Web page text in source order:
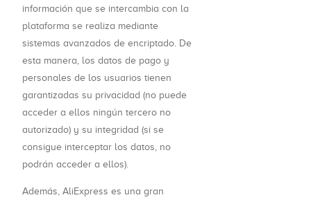
información que se intercambia con la
plataforma se realiza mediante
sistemas avanzados de encriptado. De
esta manera, los datos de pago y
personales de los usuarios tienen
garantizadas su privacidad (no puede
acceder a ellos ningún tercero no
autorizado) y su integridad (si se
consigue interceptar los datos, no
podrán acceder a ellos).
Además, AliExpress es una gran